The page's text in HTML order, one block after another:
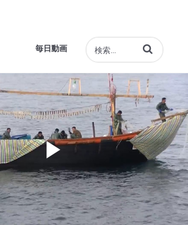
毎日動画 動画の検索語句
Play